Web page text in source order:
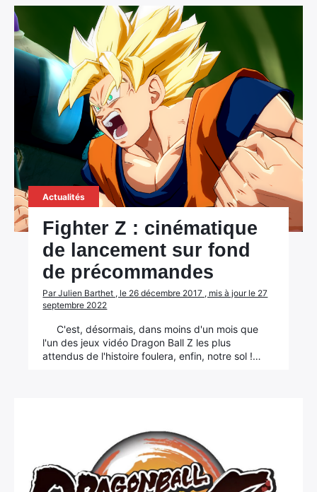
Actualités
Fighter Z : cinématique
de lancement sur fond
de précommandes
Par Julien Barthet , le 26 décembre 2017 , mis à jour le 27
septembre 2022
C'est, désormais, dans moins d'un mois que
l'un des jeux vidéo Dragon Ball Z les plus
attendus de l'histoire foulera, enfin, notre sol !…